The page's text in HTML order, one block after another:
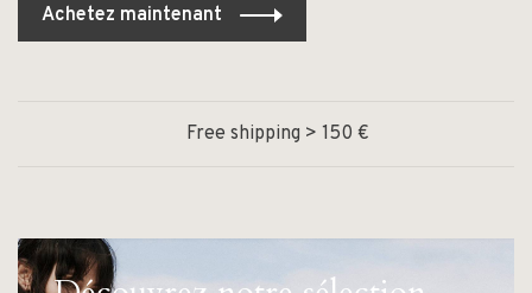
Achetez maintenant
Free shipping > 150 €